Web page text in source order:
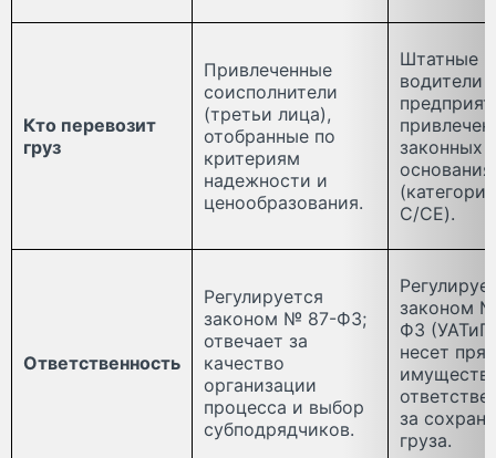
Кто перевозит
груз
Привлеченные
соисполнители
(третьи лица),
отобранные по
критериям
надежности и
ценообразования.
Штатные
водители
законных
(категории
C/CE).
Ответственность
Регулируется
законом № 87-ФЗ;
отвечает за
качество
организации
процесса и выбор
субподрядчиков.
законом
ФЗ
несет
за
груза.